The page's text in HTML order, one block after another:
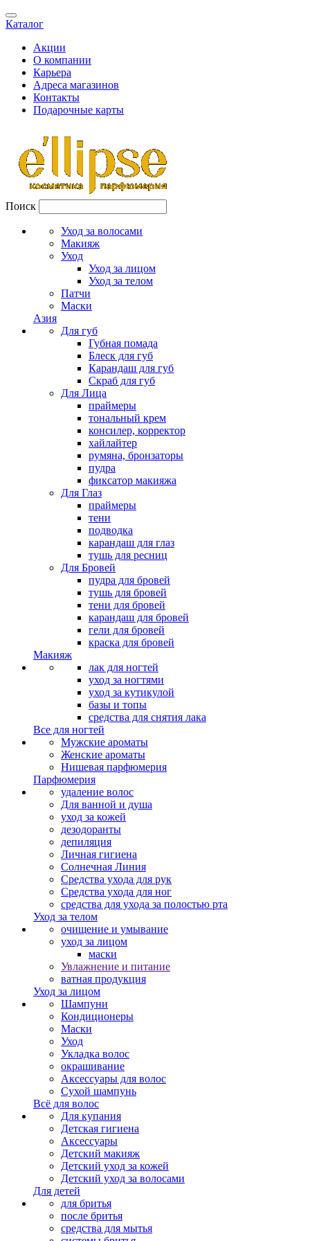
Каталог
Акции
О компании
Карьера
Адреса магазинов
Контакты
Подарочные карты
Поиск
Уход за волосами
Макияж
Уход
Уход за лицом
Уход за телом
Патчи
Маски
Азия
Для губ
Губная помада
Блеск для губ
Карандаш для губ
Скраб для губ
Для Лица
праймеры
тональный крем
консилер, корректор
хайлайтер
румяна, бронзаторы
пудра
фиксатор макияжа
Для Глаз
праймеры
тени
подводка
карандаш для глаз
тушь для ресниц
Для Бровей
пудра для бровей
тушь для бровей
тени для бровей
карандаш для бровей
гели для бровей
краска для бровей
Макияж
лак для ногтей
уход за ногтями
уход за кутикулой
базы и топы
средства для снятия лака
Все для ногтей
Мужские ароматы
Женские ароматы
Нишевая парфюмерия
Парфюмерия
удаление волос
Для ванной и душа
уход за кожей
дезодоранты
депиляция
Личная гигиена
Солнечная Линия
Средства ухода для рук
Средства ухода для ног
средства для ухода за полостью рта
Уход за телом
очищение и умывание
уход за лицом
маски
Увлажнение и питание
ватная продукция
Уход за лицом
Шампуни
Кондиционеры
Маски
Уход
Укладка волос
окрашивание
Аксессуары для волос
Сухой шампунь
Всё для волос
Для купания
Детская гигиена
Аксессуары
Детский макияж
Детский уход за кожей
Детский уход за волосами
Для детей
для бритья
после бритья
средства для мытья